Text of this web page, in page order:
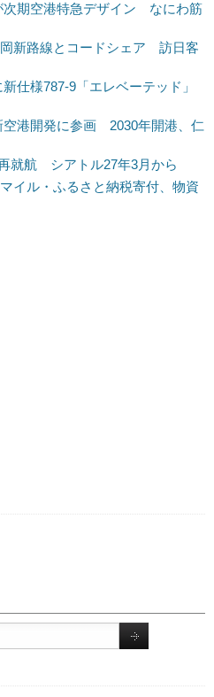
次期空港特急デザイン なにわ筋
新路線とコードシェア 訪日客
仕様787-9「エレベーテッド」
空港開発に参画 2030年開港、仁
就航 シアトル27年3月から
イル・ふるさと納税寄付、物資